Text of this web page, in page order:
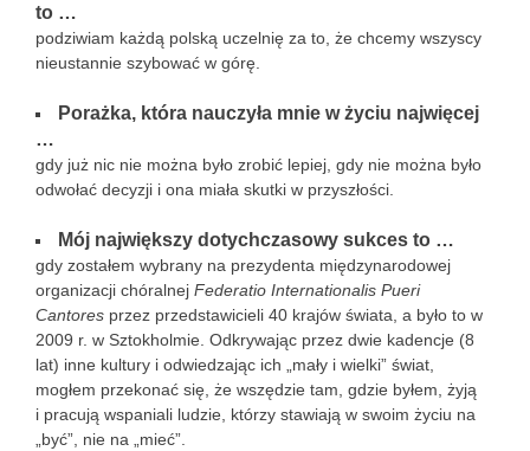
to …
podziwiam każdą polską uczelnię za to, że chcemy wszyscy
nieustannie szybować w górę.
Porażka, która nauczyła mnie w życiu najwięcej
…
gdy już nic nie można było zrobić lepiej, gdy nie można było
odwołać decyzji i ona miała skutki w przyszłości.
Mój największy dotychczasowy sukces to …
gdy zostałem wybrany na prezydenta międzynarodowej
organizacji chóralnej Federatio Internationalis Pueri
Cantores przez przedstawicieli 40 krajów świata, a było to w
2009 r. w Sztokholmie. Odkrywając przez dwie kadencje (8
lat) inne kultury i odwiedzając ich „mały i wielki” świat,
mogłem przekonać się, że wszędzie tam, gdzie byłem, żyją
i pracują wspaniali ludzie, którzy stawiają w swoim życiu na
„być”, nie na „mieć”.